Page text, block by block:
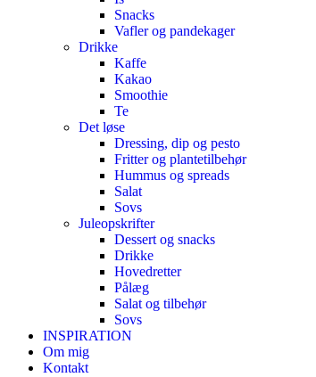
Snacks
Vafler og pandekager
Drikke
Kaffe
Kakao
Smoothie
Te
Det løse
Dressing, dip og pesto
Fritter og plantetilbehør
Hummus og spreads
Salat
Sovs
Juleopskrifter
Dessert og snacks
Drikke
Hovedretter
Pålæg
Salat og tilbehør
Sovs
INSPIRATION
Om mig
Kontakt